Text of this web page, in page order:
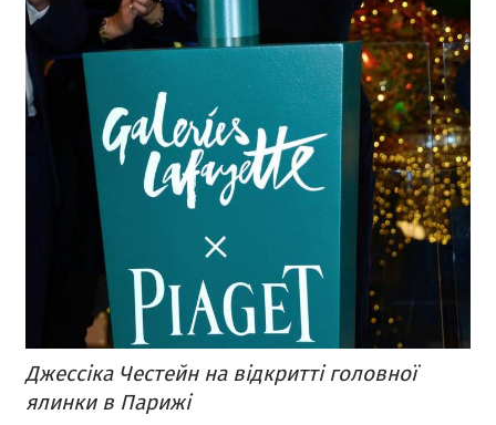
Джессіка Честейн на відкритті головної
ялинки в Парижі